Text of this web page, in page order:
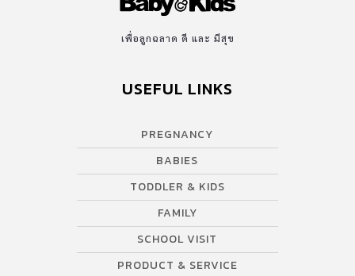
เพื่อลูกฉลาด ดี และ มีสุข
USEFUL LINKS
PREGNANCY
BABIES
TODDLER & KIDS
FAMILY
SCHOOL VISIT
PRODUCT & SERVICE